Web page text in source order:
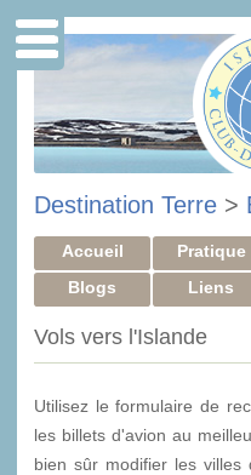
Destination Terre >
Accueil Pratique
Blogs
Liens
Vols vers l'Islande
Utilisez le formulaire de
les billets d'avion au
bien sûr modifier les